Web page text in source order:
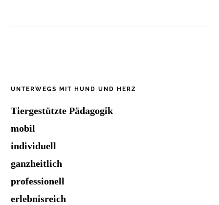
UNTERWEGS MIT HUND UND HERZ
Tiergestützte Pädagogik
mobil
individuell
ganzheitlich
professionell
erlebnisreich